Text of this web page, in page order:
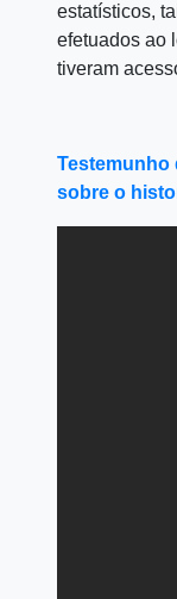
estatísticos,
efetuados ao
tiveram
Testemunho
sobre o